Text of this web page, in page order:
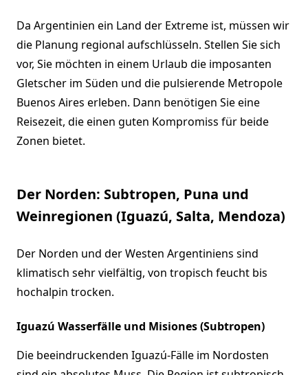
Da Argentinien ein Land der Extreme ist, müssen wir
die Planung regional aufschlüsseln. Stellen Sie sich
vor, Sie möchten in einem Urlaub die imposanten
Gletscher im Süden und die pulsierende Metropole
Buenos Aires erleben. Dann benötigen Sie eine
Reisezeit, die einen guten Kompromiss für beide
Zonen bietet.
Der Norden: Subtropen, Puna und
Weinregionen (Iguazú, Salta, Mendoza)
Der Norden und der Westen Argentiniens sind
klimatisch sehr vielfältig, von tropisch feucht bis
hochalpin trocken.
Iguazú Wasserfälle und Misiones (Subtropen)
Die beeindruckenden Iguazú-Fälle im Nordosten